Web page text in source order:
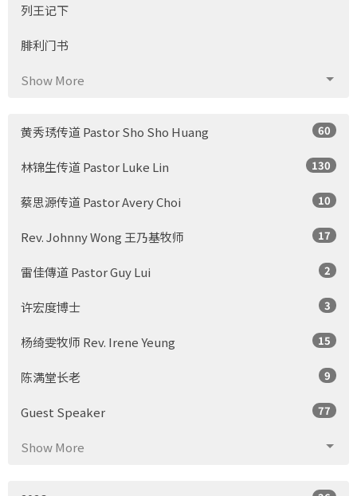
列王记下
腓利门书
Show More
黄秀琇传道 Pastor Sho Sho Huang 60
林锦生传道 Pastor Luke Lin 130
蔡思源传道 Pastor Avery Choi 10
Rev. Johnny Wong 王乃基牧师 17
雷佳傳道 Pastor Guy Lui 2
许宏度博士 3
杨绮雯牧师 Rev. Irene Yeung 15
陈满堂长老 9
Guest Speaker 77
Show More